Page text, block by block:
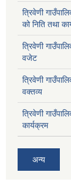
त्रिवेणी
को निति तथा
त्रिवेणी
वजेट
त्रिवेणी
वक्तव्य
त्रिवेणी
कार्यक्रम
अन्य